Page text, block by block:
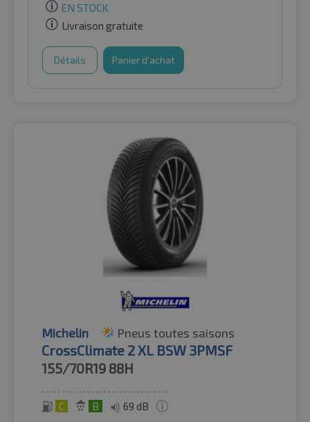
EN STOCK
Livraison gratuite
Détails Panier d'achat
Michelin Pneus toutes saisons
CrossClimate 2 XL BSW 3PMSF
155/70R19 88H
C B 69 dB